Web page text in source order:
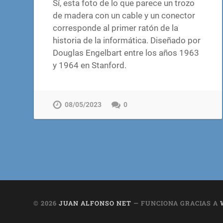
Sí, esta foto de lo que parece un trozo
de madera con un cable y un conector
corresponde al primer ratón de la
historia de la informática. Diseñado por
Douglas Engelbart entre los años 1963
y 1964 en Stanford.
08/05/2023 0
© 2026JUAN ALFONSO NET — FUNCIONA GRACIAS A